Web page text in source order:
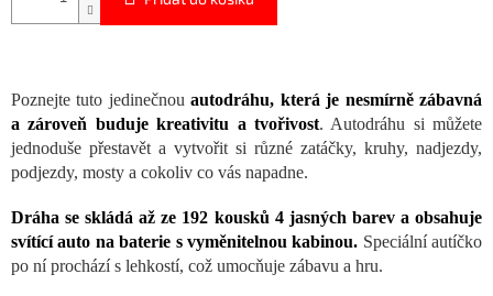
Poznejte tuto jedinečnou autodráhu, která je nesmírně zábavná
a zároveň buduje kreativitu a tvořivost. Autodráhu si můžete
jednoduše přestavět a vytvořit si různé zatáčky, kruhy, nadjezdy,
podjezdy, mosty a cokoliv co vás napadne.
Dráha se skládá až ze 192 kousků 4 jasných barev a obsahuje
svítící auto na baterie s vyměnitelnou kabinou. Speciální autíčko
po ní prochází s lehkostí, což umocňuje zábavu a hru.